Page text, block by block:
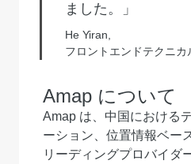
ました。」
He Yiran,
フロントエンドテクニ
Amap について
Amap は、中国における
ーション、位置情報ベー
リーディングプロバイダ